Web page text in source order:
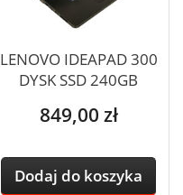
LENOVO IDEAPAD 300
DYSK SSD 240GB
Cena
849,00 zł
Dodaj do koszyka